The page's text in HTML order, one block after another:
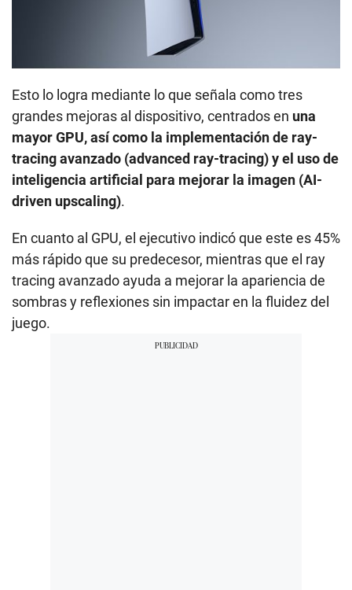
Esto lo logra mediante lo que señala como tres
grandes mejoras al dispositivo, centrados en una
mayor GPU, así como la implementación de ray-
tracing avanzado (advanced ray-tracing) y el uso de
inteligencia artificial para mejorar la imagen (AI-
driven upscaling).
En cuanto al GPU, el ejecutivo indicó que este es 45%
más rápido que su predecesor, mientras que el ray
tracing avanzado ayuda a mejorar la apariencia de
sombras y reflexiones sin impactar en la fluidez del
juego.